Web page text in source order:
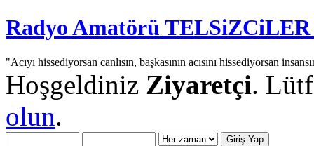
Radyo Amatörü
"Acıyı hissediyorsan canlısın, başkasının acısını hissediyorsan
Hoşgeldiniz Ziyaretçi.
olun.